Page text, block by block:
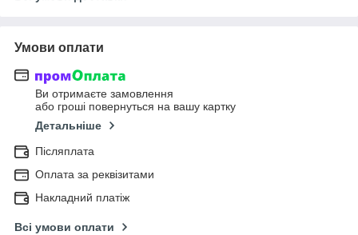
Умови оплати
Ви отримаєте замовлення
або гроші повернуться на вашу картку
Детальніше
Післяплата
Оплата за реквізитами
Накладний платіж
Всі умови оплати